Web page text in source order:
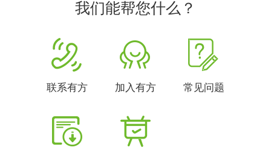
我们能帮您什么？
联系有方 加入有方 常见问题